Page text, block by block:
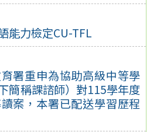
能力檢定CU-TFL
署重申為協助高級中等學
簡稱課諮師）對115學年度
案，本署已配送學習歷程